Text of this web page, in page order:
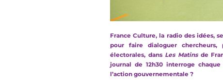
France Culture, la radio des idées,
pour faire dialoguer chercheurs,
électorales, dansLes Matins de
journal de 12h30 interroge
l’action gouvernementale ?